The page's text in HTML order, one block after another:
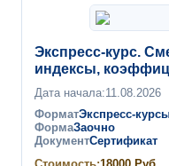
Экспресс-курс.
индексы,
Дата начала:11.08.2026
ФорматЭкспресс-
ФормаЗаочно
ДокументСертификат